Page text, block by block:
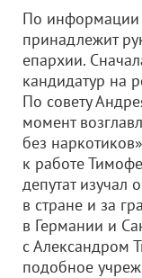
По информации
принадлежит
епархии.
кандидатур на
По совету
момент
без
к работе
депутат изучал
в стране и за
в Германии и
с Александром
подобное